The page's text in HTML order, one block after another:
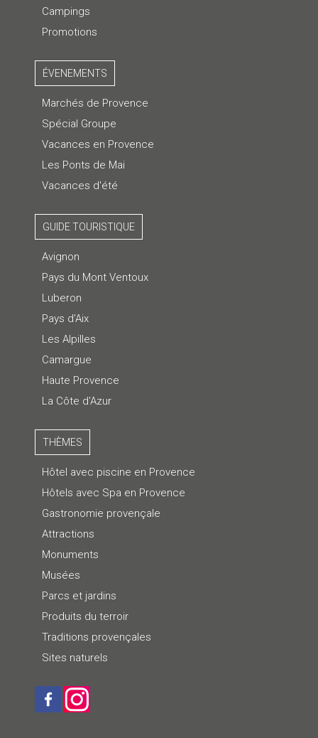
Campings
Promotions
ÉVENEMENTS
Marchés de Provence
Spécial Groupe
Vacances en Provence
Les Ponts de Mai
Vacances d'été
GUIDE TOURISTIQUE
Avignon
Pays du Mont Ventoux
Luberon
Pays d'Aix
Les Alpilles
Camargue
Haute Provence
La Côte d'Azur
THÈMES
Hôtel avec piscine en Provence
Hôtels avec Spa en Provence
Gastronomie provençale
Attractions
Monuments
Musées
Parcs et jardins
Produits du terroir
Traditions provençales
Sites naturels